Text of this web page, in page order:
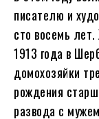
писателю и
сто восемь
1913 года в
домохозяйки
рождения
развода с